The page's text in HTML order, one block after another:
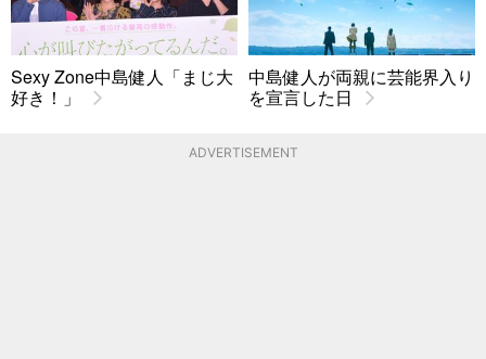
Sexy Zone中島健人「まじ大
好き！」
中島健人が両親に芸能界入り
を宣言した日
ADVERTISEMENT